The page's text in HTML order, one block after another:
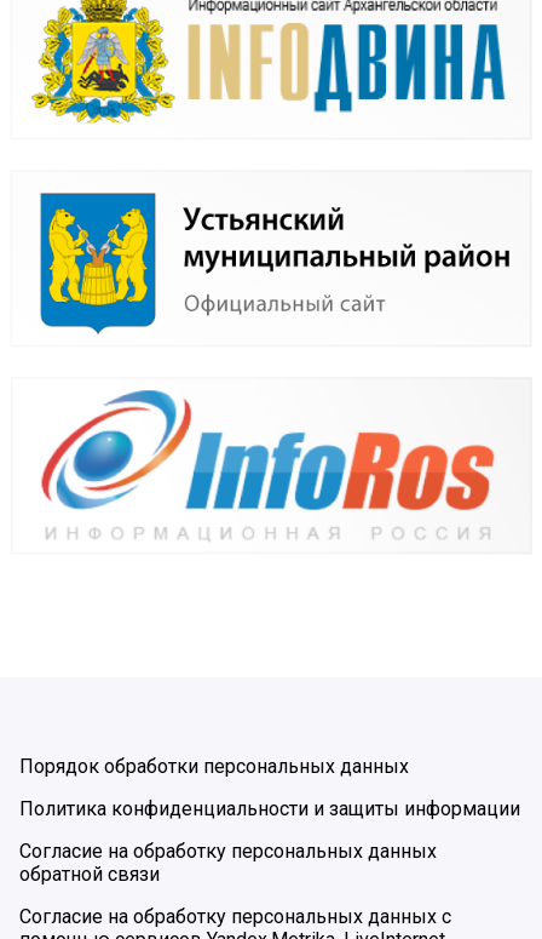
Порядок обработки персональных данных
Политика конфиденциальности и защиты информации
Согласие на обработку персональных данных
обратной связи
Согласие на обработку персональных данных с